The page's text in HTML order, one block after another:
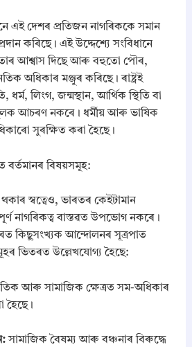
এই দেশৰ প্ৰতিজন নাগৰিককে সমান
কৰিছে। এই উদ্দেশ্যে সংবিধানে
আশ্বাস দিছে আৰু বহুতো পৌৰ,
অধিকাৰ মঞ্জুৰ কৰিছে। ৰাষ্ট্ৰই
লিংগ, জন্মস্থান, আৰ্থিক স্থিতি বা
আচৰণ নকৰে। ধৰ্মীয় আৰু ভাষিক
সুৰক্ষিত কৰা হৈছে।
বৰ্তমানৰ বিষয়সমূহ:
স্বত্বেও, ভাৰতৰ কেইটামান
নাগৰিকত্ব বাস্তৱত উপভোগ নকৰে।
কিছুসংখ্যক আন্দোলনৰ সূত্ৰপাত
ভিতৰত উল্লেখযোগ্য হৈছে:
আৰু সামাজিক ক্ষেত্ৰত সম-অধিকাৰ
হৈছে।
সামাজিক বৈষম্য আৰু বঞ্চনাৰ বিৰুদ্ধে